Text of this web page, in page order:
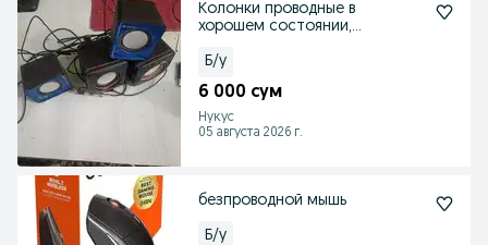
Колонки проводные в
хорошем состоянии,
Б/у
6 000 сум
Нукус
05 августа 2026 г.
безпроводной мышь
Б/у